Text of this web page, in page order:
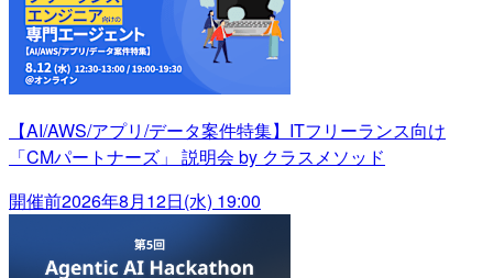
【AI/AWS/アプリ/データ案件特集】ITフリーランス向け
「CMパートナーズ」 説明会 by クラスメソッド
開催前2026年8月12日(水) 19:00